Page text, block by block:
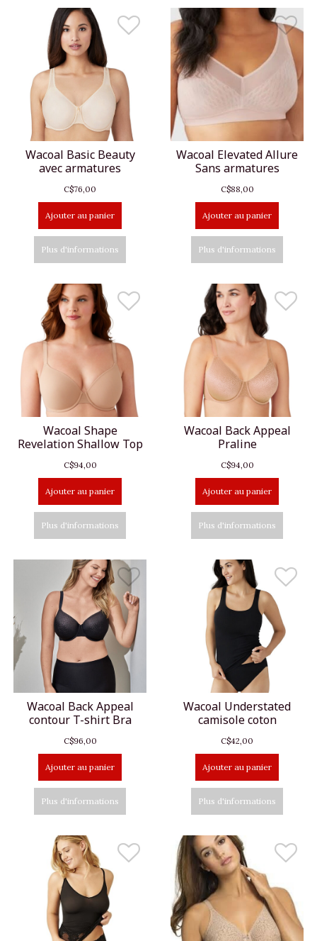
Wacoal Basic Beauty
avec armatures
C$76,00
Ajouter au panier
Plus d'informations
Wacoal Elevated Allure
Sans armatures
C$88,00
Ajouter au panier
Plus d'informations
Wacoal Shape
Revelation Shallow Top
C$94,00
Ajouter au panier
Plus d'informations
Wacoal Back Appeal
Praline
C$94,00
Ajouter au panier
Plus d'informations
Wacoal Back Appeal
contour T-shirt Bra
C$96,00
Ajouter au panier
Plus d'informations
Wacoal Understated
camisole coton
C$42,00
Ajouter au panier
Plus d'informations